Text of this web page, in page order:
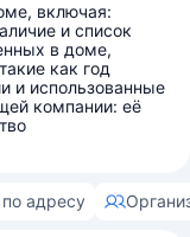
включая:
и список
в доме,
как год
и использованные
компании: её
адресу